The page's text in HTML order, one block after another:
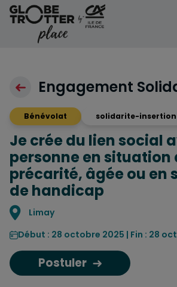
Aller au contenu
Engagement
Bénévolat solidarite-insertion
Je crée du lien social
personne en situation
précarité, âgée ou en
de handicap
Localisation
Limay
Début : 28 octobre 2025 | Fin : 28
Postuler